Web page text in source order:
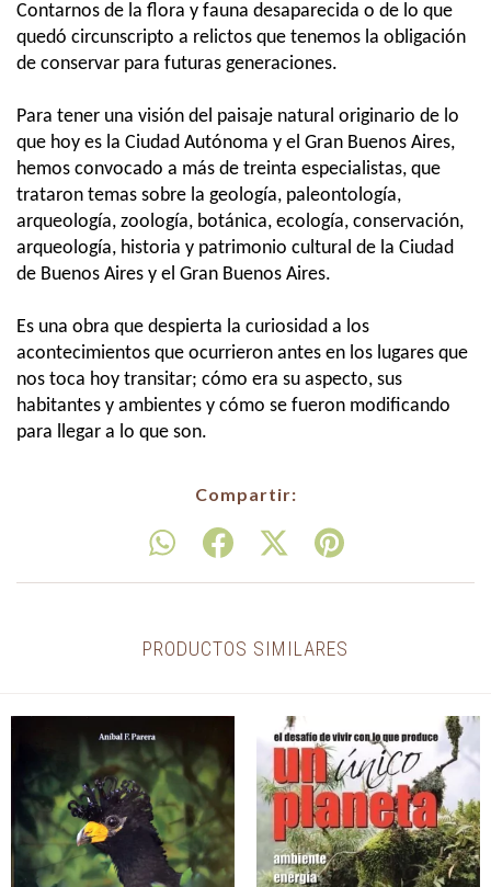
Contarnos de la flora y fauna desaparecida o de lo que
quedó circunscripto a relictos que tenemos la obligación
de conservar para futuras generaciones.
Para tener una visión del paisaje natural originario de lo
que hoy es la Ciudad Autónoma y el Gran Buenos Aires,
hemos convocado a más de treinta especialistas, que
trataron temas sobre la geología, paleontología,
arqueología, zoología, botánica, ecología, conservación,
arqueología, historia y patrimonio cultural de la Ciudad
de Buenos Aires y el Gran Buenos Aires.
Es una obra que despierta la curiosidad a los
acontecimientos que ocurrieron antes en los lugares que
nos toca hoy transitar; cómo era su aspecto, sus
habitantes y ambientes y cómo se fueron modificando
para llegar a lo que son.
Compartir:
PRODUCTOS SIMILARES